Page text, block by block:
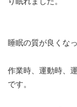
睡眠の質が良くな
作業時、運動時、
です。